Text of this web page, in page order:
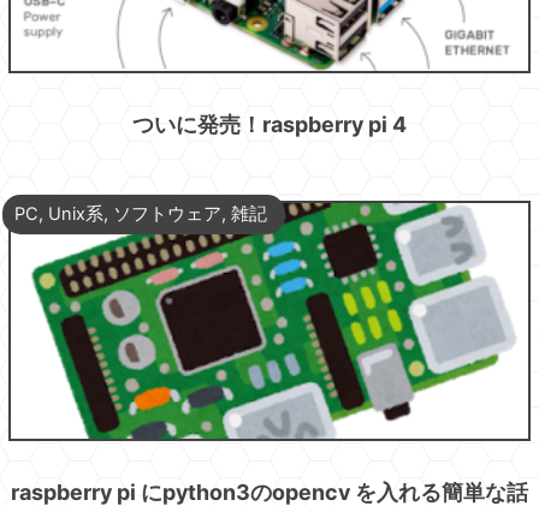
ついに発売！raspberry pi 4
PC, Unix系, ソフトウェア, 雑記
raspberry pi にpython3のopencv を入れる簡単な話